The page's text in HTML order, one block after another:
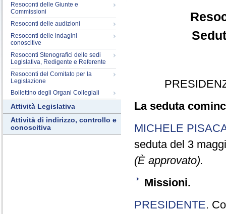
Resoconti delle Giunte e
Commissioni
Resoconti delle audizioni
Resoconti delle indagini
conoscitive
Resoconti Stenografici delle sedi
Legislativa, Redigente e Referente
Resoconti del Comitato per la
Legislazione
Bollettino degli Organi Collegiali
Attività Legislativa
Attività di indirizzo, controllo e
conoscitiva
La seduta
MICHELE
seduta del 3
(È approvato).
Missioni.
PRESIDENTE.